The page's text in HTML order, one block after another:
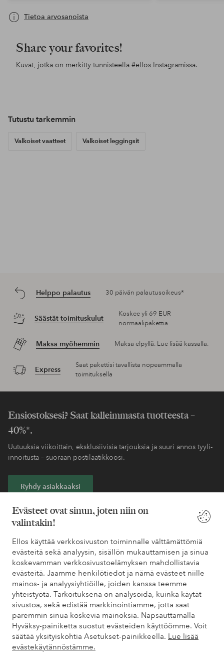
Evästeet ovat sinun, joten niin on
valintakin!
Ellos käyttää verkkosivuston toiminnalle välttämättömiä
evästeitä sekä analyysin, sisällön mukauttamisen ja sinua
koskevamman verkkosivustoelämyksen mahdollistavia
evästeitä. Jaamme henkilötiedot ja nämä evästeet niille
mainos- ja analyysiyhtiöille, joiden kanssa teemme
yhteistyötä. Tarkoituksena on analysoida, kuinka käytät
sivustoa, sekä edistää markkinointiamme, jotta saat
paremmin sinua koskevia mainoksia. Napsauttamalla
Hyväksy-painiketta suostut evästeiden käyttöömme. Voit
säätää yksityiskohtia Asetukset-painikkeella. Lue lisää
evästekäytännöstämme.
Tietoa arvosanoista
Share your favorites!
Kuvat, jotka on merkitty tunnisteella #ellos Instagramissa.
Tutustu tarkemmin
Valkoiset vaatteet Valkoiset leggingsit
Helppo palautus 30 päivän palautusoikeus*
Säästät toimituskulut
Koskee yli 69 EUR
normaalipakettia
Maksa myöhemmin Maksa elpyllä. Lue lisää kassalla.
Express
Saat pakettisi tavallista nopeammalla
toimituksella
Ensiostoksesi? Saat kalleimmasta tuotteesta –
40%*.
Uutuuksia viikoittain, eksklusiivisia tarjouksia ja suuri annos tyyli-
innoitusta – suoraan postilaatikkoosi.
Ryhdy asiakkaaksi
* Katso tarjouksen ehdot rekisteröitymisen yhteydessä
Tarvitsetko apua?
Löydät vastaukset useimmin kysyttyihin kysymyksiin usein
kysytyistä kysymyksistä. Löydät myös tietoa siitä, miten voit ottaa
meihin yhteyttä.
Asiakaspalvelu Tilaukset Maksutavat
Omat sivut